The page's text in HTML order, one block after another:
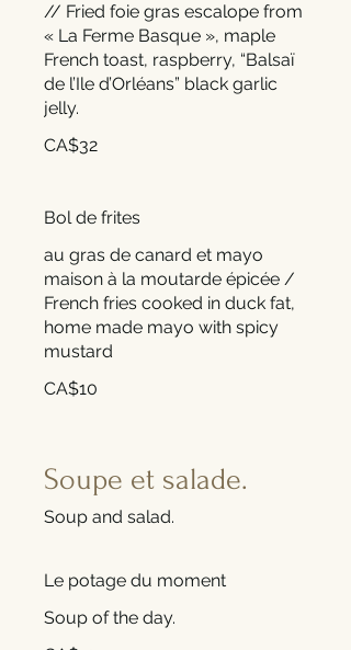
// Fried foie gras escalope from
« La Ferme Basque », maple
French toast, raspberry, “Balsaï
de l’Ile d’Orléans” black garlic
jelly.
CA$32
Bol de frites
au gras de canard et mayo
maison à la moutarde épicée /
French fries cooked in duck fat,
home made mayo with spicy
mustard
CA$10
Soupe et salade.
Soup and salad.
Le potage du moment
Soup of the day.